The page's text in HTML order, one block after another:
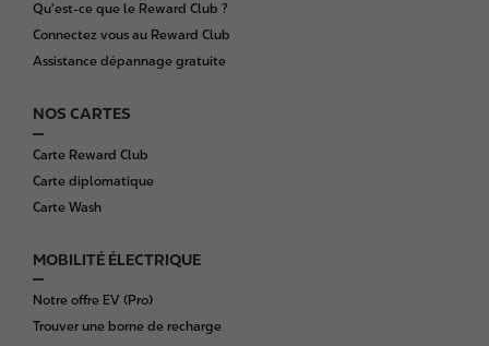
Qu'est-ce que le Reward Club ?
Connectez vous au Reward Club
Assistance dépannage gratuite
NOS CARTES
Carte Reward Club
Carte diplomatique
Carte Wash
MOBILITÉ ÉLECTRIQUE
Notre offre EV (Pro)
Trouver une borne de recharge